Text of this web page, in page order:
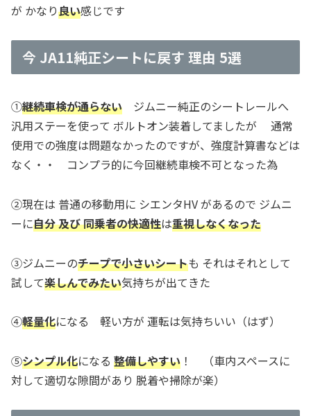
が かなり良い感じです
今 JA11純正シートに戻す 理由 5選
①継続車検が通らない ジムニー純正のシートレールへ
汎用ステーを使って ボルトオン装着してましたが 通常
使用での強度は問題なかったのですが、強度計算書などは
なく・・ コンプラ的に今回継続車検不可となった為
②現在は 普通の移動用に シエンタHV があるので ジムニ
ーに自分 及び 同乗者の快適性は重視しなくなった
③ジムニーのチープで小さいシートも それはそれとして
試して楽しんでみたい気持ちが出てきた
④軽量化になる 軽い方が 運転は気持ちいい（はず）
⑤シンプル化になる 整備しやすい ！ （車内スペースに
対して適切な隙間があり 脱着や掃除が楽）